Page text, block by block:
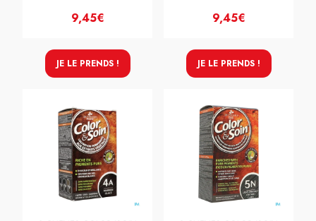
9,45€
JE LE PRENDS !
9,45€
JE LE PRENDS !